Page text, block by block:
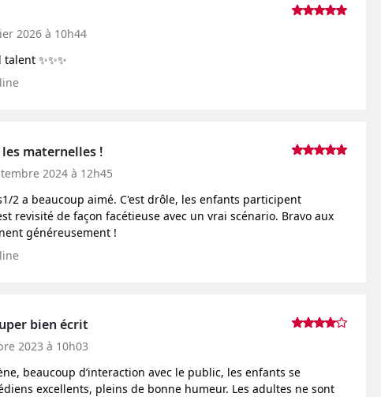
2026 à 10h44
✨✨✨
maternelles !
2024 à 12h45
2 a beaucoup aimé. C'est drôle, les enfants participent
revisité de façon facétieuse avec un vrai scénario. Bravo aux
généreusement !
bien écrit
2023 à 10h03
beaucoup d’interaction avec le public, les enfants se
excellents, pleins de bonne humeur. Les adultes ne sont